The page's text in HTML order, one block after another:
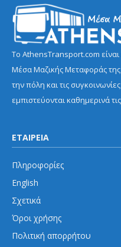
Το AthensTransport.com
Μέσα Μαζικής Μεταφοράς
την πόλη και τις
εμπιστεύονται καθημερινά
ΕΤΑΙΡΕΙΑ
Πληροφορίες
English
Σχετικά
Όροι χρήσης
Πολιτική απορρήτου